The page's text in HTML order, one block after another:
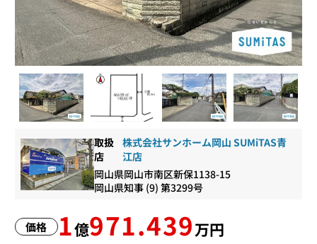
取扱
店
株式会社サンホーム岡山 SUMiTAS青
江店
岡山県岡山市南区新保1138-15
岡山県知事 (9) 第3299号
価格 1億971.439万円